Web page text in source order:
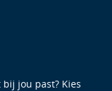
jou past? Kies